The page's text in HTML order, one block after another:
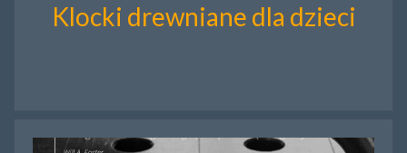
Klocki drewniane dla dzieci